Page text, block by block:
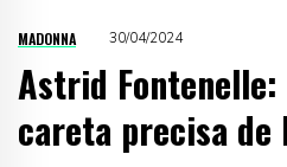
MADONNA 30/04/2024
Astrid Fontenelle:
careta precisa de